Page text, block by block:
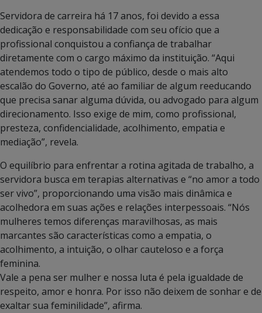
Servidora de carreira há 17 anos, foi devido a essa
dedicação e responsabilidade com seu ofício que a
profissional conquistou a confiança de trabalhar
diretamente com o cargo máximo da instituição. “Aqui
atendemos todo o tipo de público, desde o mais alto
escalão do Governo, até ao familiar de algum reeducando
que precisa sanar alguma dúvida, ou advogado para algum
direcionamento. Isso exige de mim, como profissional,
presteza, confidencialidade, acolhimento, empatia e
mediação”, revela.
O equilíbrio para enfrentar a rotina agitada de trabalho, a
servidora busca em terapias alternativas e “no amor a todo
ser vivo”, proporcionando uma visão mais dinâmica e
acolhedora em suas ações e relações interpessoais. “Nós
mulheres temos diferenças maravilhosas, as mais
marcantes são características como a empatia, o
acolhimento, a intuição, o olhar cauteloso e a força
feminina.
Vale a pena ser mulher e nossa luta é pela igualdade de
respeito, amor e honra. Por isso não deixem de sonhar e de
exaltar sua feminilidade”, afirma.